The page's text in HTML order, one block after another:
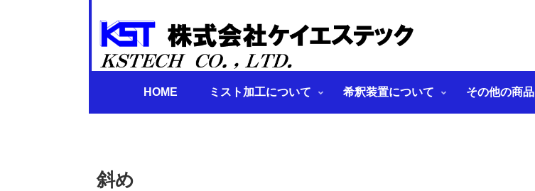
HOME ミスト加工について 希釈装置について その他の商品
斜め